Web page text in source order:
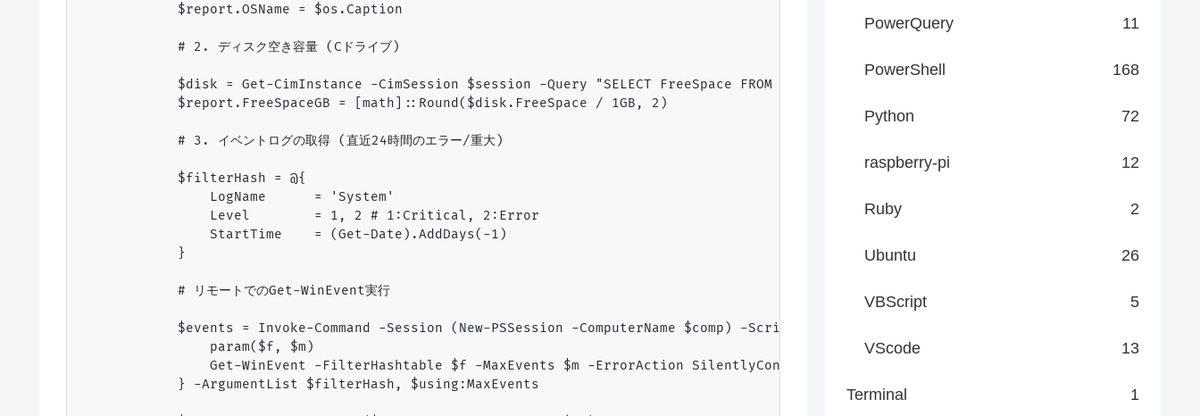
            $report.OSName = $os.Caption
            # 2. ディスク空き容量 (Cドライブ)
            $disk = Get-CimInstance -CimSession $session -Query "SELECT FreeSpace FROM Win32_LogicalDisk WHERE DeviceID = 'C:'"
            $report.FreeSpaceGB = [math]::Round($disk.FreeSpace / 1GB, 2)
            # 3. イベントログの取得 (直近24時間のエラー/重大)
            $filterHash = @{
                LogName      = 'System'
                Level        = 1, 2 # 1:Critical, 2:Error
                StartTime    = (Get-Date).AddDays(-1)
            }
            # リモートでのGet-WinEvent実行
            $events = Invoke-Command -Session (New-PSSession -ComputerName $comp) -ScriptBlock {
                param($f, $m)
                Get-WinEvent -FilterHashtable $f -MaxEvents $m -ErrorAction SilentlyContinue
            } -ArgumentList $filterHash, $using:MaxEvents
PowerQuery 11
PowerShell 168
Python 72
raspberry-pi 12
Ruby 2
Ubuntu 26
VBScript 5
VScode 13
Terminal 1